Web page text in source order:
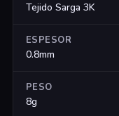
Tejido Sarga 3K
ESPESOR
0.8mm
PESO
8g